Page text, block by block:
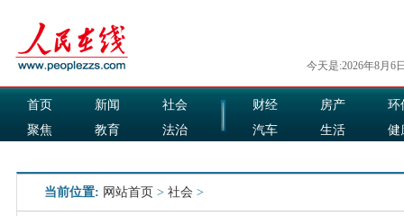
今天是:2026年8月6
首页 新闻
社会
聚焦
教育
法治
财经 房产
环
汽车
生活
健
当前位置: 网站首页 > 社会 >